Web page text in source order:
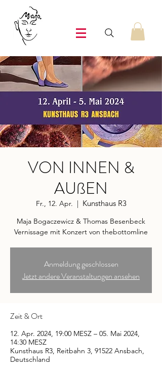
VON INNEN &
AUßEN
Fr., 12. Apr.
  |
Kunsthaus R3
Maja Bogaczewicz & Thomas Besenbeck
Vernissage mit Konzert von thebottomline
Anmeldung geschlossen
Jetzt andere Veranstaltungen ansehen
Zeit & Ort
12. Apr. 2024, 19:00 MESZ – 05. Mai 2024,
14:30 MESZ
Kunsthaus R3, Reitbahn 3, 91522 Ansbach,
Deutschland